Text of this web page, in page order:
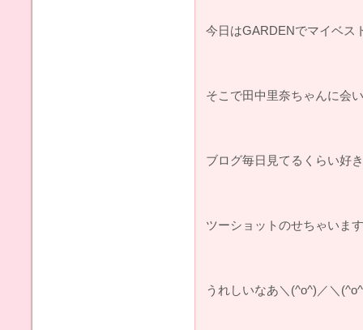
今日はGARDENでマイベ
そこで田中里奈ちゃんに会
ブログ毎日見てるくらい好
ツーショットのせちゃいま
うれしいなあ＼(^o^)／＼